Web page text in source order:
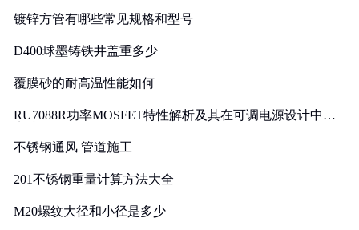
镀锌方管有哪些常见规格和型号
D400球墨铸铁井盖重多少
覆膜砂的耐高温性能如何
RU7088R功率MOSFET特性解析及其在可调电源设计中的
不锈钢通风 管道施工
201不锈钢重量计算方法大全
M20螺纹大径和小径是多少